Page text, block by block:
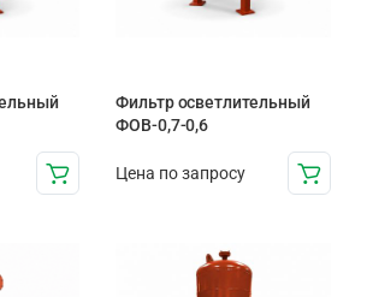
Фильтр осветлительный
ФОВ-0,7-0,6
Цена по запросу